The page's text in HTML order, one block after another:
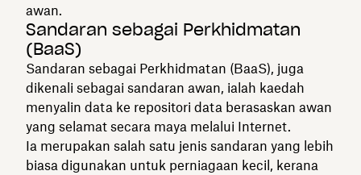
awan.
Sandaran sebagai Perkhidmatan
(BaaS)
Sandaran sebagai Perkhidmatan (BaaS), juga
dikenali sebagai sandaran awan, ialah kaedah
menyalin data ke repositori data berasaskan awan
yang selamat secara maya melalui Internet.
Ia merupakan salah satu jenis sandaran yang lebih
biasa digunakan untuk perniagaan kecil, kerana